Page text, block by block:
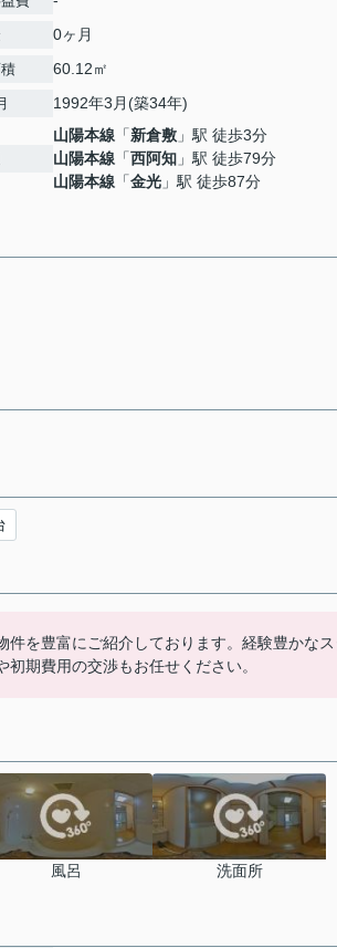
0ヶ月
60.12㎡
1992年3月(築34年)
山陽本線 「新倉敷 」駅 徒歩3分
山陽本線 「西阿知 」駅 徒歩79分
山陽本線 「金光 」駅 徒歩87分
を豊富にご紹介しております。経験豊かな
期費用の交渉もお任せください。
風呂 洗面所